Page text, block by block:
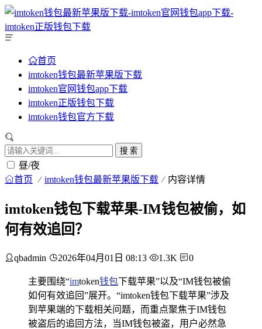
首页
imtoken钱包最新苹果版下载
imtoken官网钱包app下载
imtoken正版钱包下载
imtoken钱包官方下载
搜 索
昼/夜
首页 imtoken钱包最新苹果版下载 内容详情
imtoken钱包下载苹果-IM钱包被偷，如
何有效追回？
qbadmin 2026年04月01日 08:13 1.3K 0
主要围绕“imtoken钱包下载苹果”以及“IM钱包被偷
如何有效追回”展开。“imtoken钱包下载苹果”涉及
到苹果端的下载相关问题，而重点聚焦于IM钱包
被盗后的追回方法，当IM钱包被盗，用户必然急